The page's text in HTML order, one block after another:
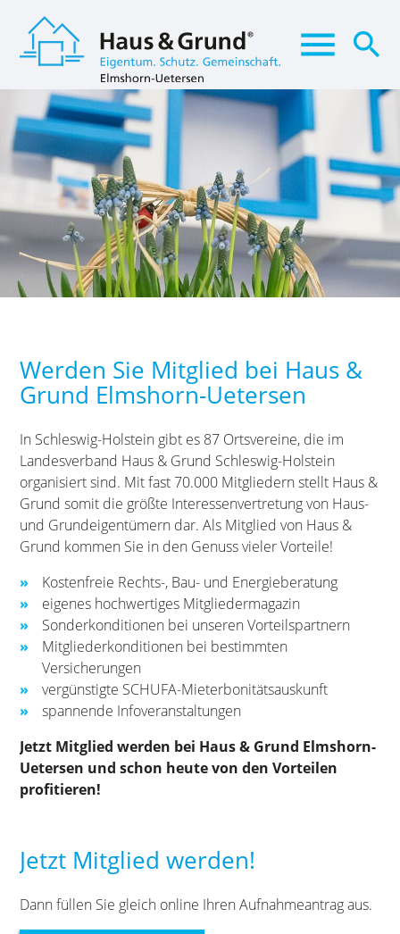
menu search
Suchbegriffe SUCHEN
Werden Sie Mitglied bei Haus &
Grund Elmshorn-Uetersen
In Schleswig-Holstein gibt es 87 Ortsvereine, die im
Landesverband Haus & Grund Schleswig-Holstein
organisiert sind. Mit fast 70.000 Mitgliedern stellt Haus &
Grund somit die größte Interessenvertretung von Haus-
und Grundeigentümern dar. Als Mitglied von Haus &
Grund kommen Sie in den Genuss vieler Vorteile!
Kostenfreie Rechts-, Bau- und Energieberatung
eigenes hochwertiges Mitgliedermagazin
Sonderkonditionen bei unseren Vorteilspartnern
Mitgliederkonditionen bei bestimmten
Versicherungen
vergünstigte SCHUFA-Mieterbonitätsauskunft
spannende Infoveranstaltungen
Jetzt Mitglied werden bei Haus & Grund Elmshorn-
Uetersen und schon heute von den Vorteilen
profitieren!
Jetzt Mitglied werden!
Dann füllen Sie gleich online Ihren Aufnahmeantrag aus.